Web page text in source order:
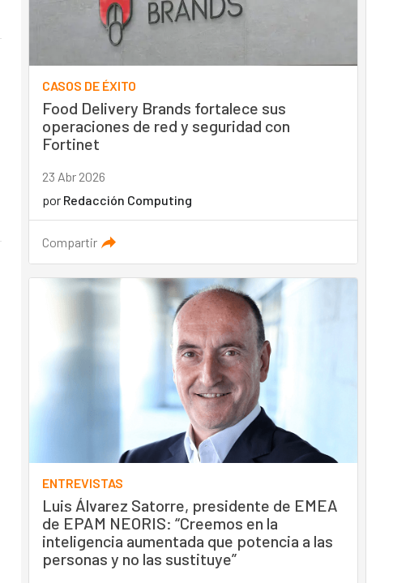
CASOS DE ÉXITO
Food Delivery Brands fortalece sus
operaciones de red y seguridad con
Fortinet
23 Abr 2026
por Redacción Computing
Compartir
ENTREVISTAS
Luis Álvarez Satorre, presidente de EMEA
de EPAM NEORIS: “Creemos en la
inteligencia aumentada que potencia a las
personas y no las sustituye”